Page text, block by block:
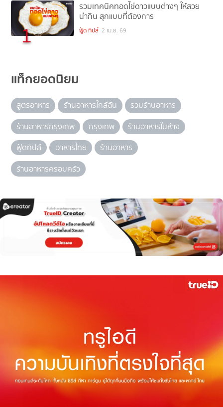
1
รวมเทคนิคทอดไข่ดาวแบบต่างๆ ให้สวย
น่ากิน สุกแบบที่ต้องการ
ฟู้ด ทิปส์ 2 เม.ย. 69
แท็กยอดนิยม
สูตรอาหาร ร้านอาหารใกล้ฉัน
รวมร้านอาหาร
ร้านอาหารกรุงเทพ
กรุงเทพ
ร้านอาหารในห้าง
ฟู้ดทิปส์
อาหารไทย
ร้านอาหาร
ร้านอาหารครอบครัว